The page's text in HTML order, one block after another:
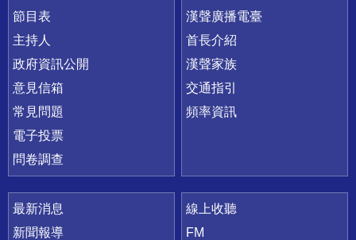
節目表
主持人
政府資訊公開
意見信箱
常見問題
電子投票
問卷調查
漢聲廣播電臺
首長介紹
漢聲家族
交通指引
頻率資訊
最新消息
新聞報導
線上收聽
FM